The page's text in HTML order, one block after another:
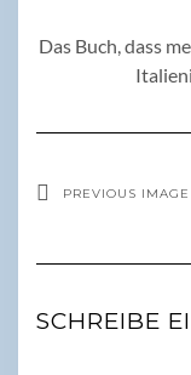
Das Buch, dass
PREVIOUS IMAGE
SCHREIBE